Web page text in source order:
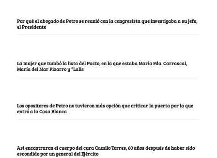
Por qué el abogado de Petro se reunió con la congresista que investigaba a su jefe,
el Presidente
La mujer que tumbó la lista del Pacto, en la que estaba María Fda. Carrascal,
María del Mar Pizarro y “Lalis
Los opositores de Petro no tuvieron más opción que criticar la puerta por la que
entró a la Casa Blanca
Así encontraron el cuerpo del cura Camilo Torres, 60 años después de haber sido
escondido por un general del Ejército